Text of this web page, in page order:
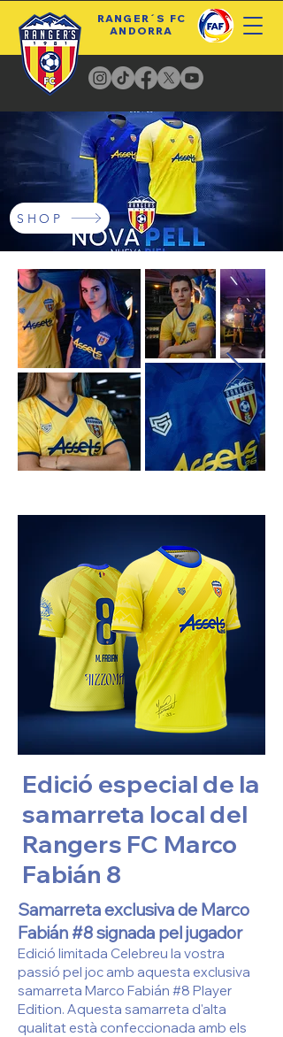
RANGER´S FC
ANDORRA
SHOP
Edició especial de la
samarreta local del
Rangers FC Marco
Fabián 8
Samarreta exclusiva de Marco
Fabián #8 signada pel jugador
Edició limitada Celebreu la vostra
passió pel joc amb aquesta exclusiva
samarreta Marco Fabián #8 Player
Edition. Aquesta samarreta d'alta
qualitat està confeccionada amb els